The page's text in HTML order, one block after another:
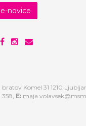
novice
bratov Komel 31 1210
358, E: